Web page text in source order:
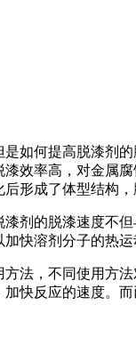
如何提高脱漆剂
效率高，对金属
形成了体型结构
的脱漆速度不
快溶剂分子的热
，不同使用方
快反应的速度。